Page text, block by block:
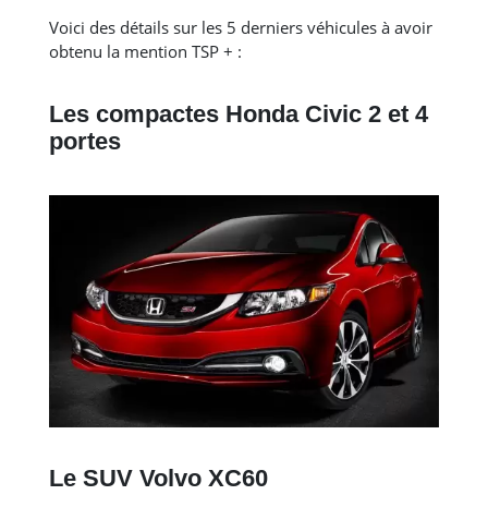
Voici des détails sur les 5 derniers véhicules à avoir
obtenu la mention TSP + :
Les compactes Honda Civic 2 et 4
portes
Le SUV Volvo XC60